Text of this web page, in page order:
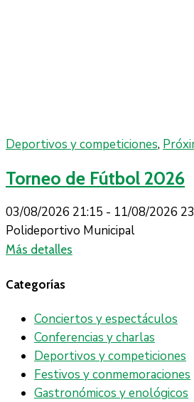
Deportivos y competiciones,
Torneo de Fútbol 2026
03/08/2026 21:15 - 11/08/2026
Polideportivo Municipal
Más detalles
Categorías
Conciertos y espectáculos
Conferencias y charlas
Deportivos y competiciones
Festivos y conmemoraciones
Gastronómicos y enológicos